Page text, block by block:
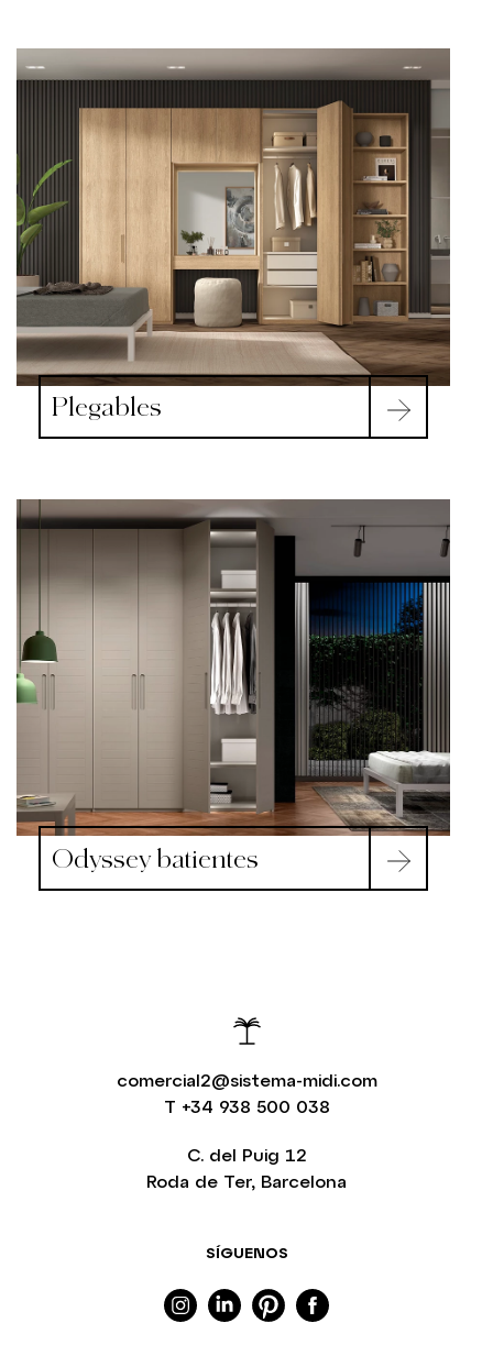
Plegables
Odyssey batientes
comercial2@sistema-midi.com
T +34 938 500 038
SÍGUENOS
C. del Puig 12
Roda de Ter, Barcelona